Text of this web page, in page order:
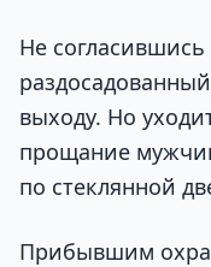
Не
выходу. Но
прощание
по стеклянной
Прибывшим